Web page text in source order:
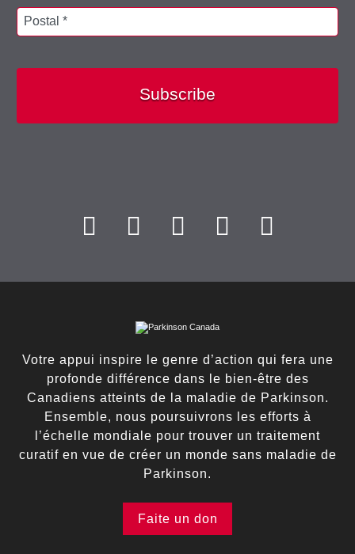
Postal *
Subscribe
Votre appui inspire le genre d’action qui fera une
profonde différence dans le bien-être des
Canadiens atteints de la maladie de Parkinson.
Ensemble, nous poursuivrons les efforts à
l’échelle mondiale pour trouver un traitement
curatif en vue de créer un monde sans maladie de
Parkinson.
Faite un don